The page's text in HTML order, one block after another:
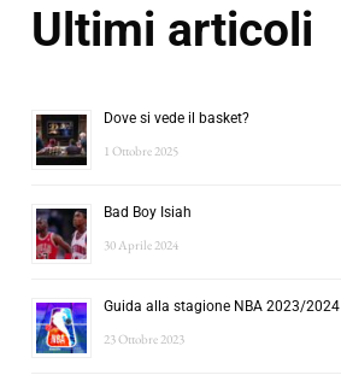
Ultimi articoli
Dove si vede il basket?
1 Ottobre 2025
Bad Boy Isiah
30 Aprile 2024
Guida alla stagione NBA 2023/2024
23 Ottobre 2023